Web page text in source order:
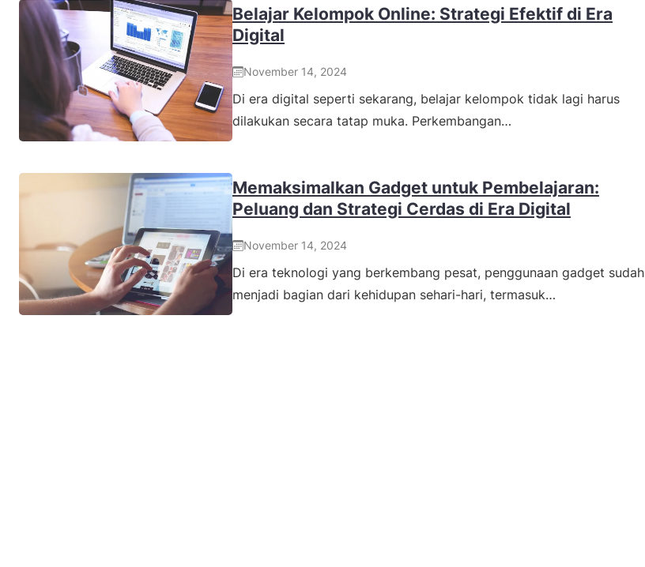
Belajar Kelompok Online: Strategi Efektif di Era
Digital
November 14, 2024
Di era digital seperti sekarang, belajar kelompok tidak lagi harus
dilakukan secara tatap muka. Perkembangan…
Memaksimalkan Gadget untuk Pembelajaran:
Peluang dan Strategi Cerdas di Era Digital
November 14, 2024
Di era teknologi yang berkembang pesat, penggunaan gadget sudah
menjadi bagian dari kehidupan sehari-hari, termasuk…